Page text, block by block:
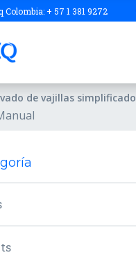
Colombia: + 57 1 381 9272
de vajillas simplificado